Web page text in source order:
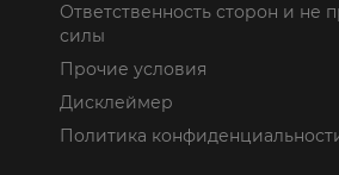
Ответственность сторон и не
силы
Прочие условия
Дисклеймер
Политика